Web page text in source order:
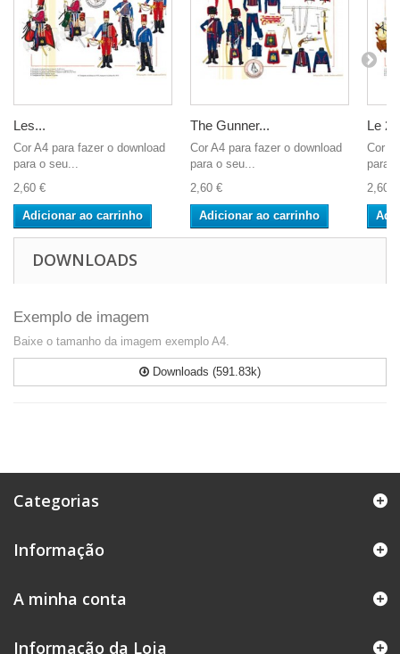
Les...
Cor A4 para fazer o download
para o seu...
2,60 €
Adicionar ao carrinho
The Gunner...
Cor A4 para fazer o download
para o seu...
2,60 €
Adicionar ao carrinho
Le
Cor
para
2,60 €
DOWNLOADS
Exemplo de imagem
Baixe o tamanho da imagem exemplo A4.
Downloads (591.83k)
Categorias
Informação
A minha conta
Informação da Loja